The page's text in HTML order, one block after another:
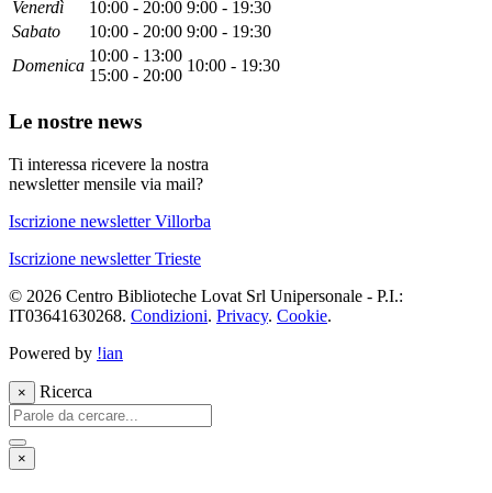
Venerdì 10:00 - 20:00 9:00 - 19:30
Sabato 10:00 - 20:00 9:00 - 19:30
Domenica
10:00 - 13:00
15:00 - 20:00
10:00 - 19:30
Le nostre news
Ti interessa ricevere la nostra
newsletter mensile via mail?
Iscrizione newsletter Villorba
Iscrizione newsletter Trieste
© 2026 Centro Biblioteche Lovat Srl Unipersonale - P.I.:
IT03641630268. Condizioni. Privacy. Cookie.
Powered by !ian
× Ricerca
×